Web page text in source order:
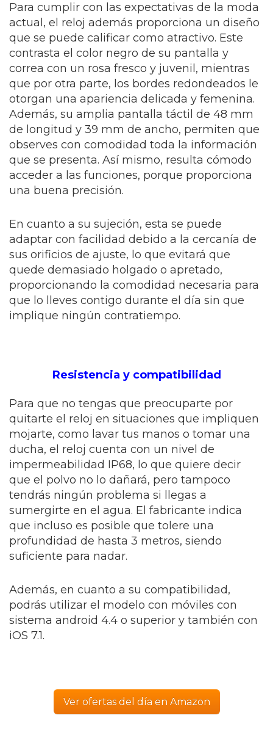
Para cumplir con las expectativas de la moda
actual, el reloj además proporciona un diseño
que se puede calificar como atractivo. Este
contrasta el color negro de su pantalla y
correa con un rosa fresco y juvenil, mientras
que por otra parte, los bordes redondeados le
otorgan una apariencia delicada y femenina.
Además, su amplia pantalla táctil de 48 mm
de longitud y 39 mm de ancho, permiten que
observes con comodidad toda la información
que se presenta. Así mismo, resulta cómodo
acceder a las funciones, porque proporciona
una buena precisión.
En cuanto a su sujeción, esta se puede
adaptar con facilidad debido a la cercanía de
sus orificios de ajuste, lo que evitará que
quede demasiado holgado o apretado,
proporcionando la comodidad necesaria para
que lo lleves contigo durante el día sin que
implique ningún contratiempo.
Resistencia y compatibilidad
Para que no tengas que preocuparte por
quitarte el reloj en situaciones que impliquen
mojarte, como lavar tus manos o tomar una
ducha, el reloj cuenta con un nivel de
impermeabilidad IP68, lo que quiere decir
que el polvo no lo dañará, pero tampoco
tendrás ningún problema si llegas a
sumergirte en el agua. El fabricante indica
que incluso es posible que tolere una
profundidad de hasta 3 metros, siendo
suficiente para nadar.
Además, en cuanto a su compatibilidad,
podrás utilizar el modelo con móviles con
sistema android 4.4 o superior y también con
iOS 7.1.
Ver ofertas del día en Amazon